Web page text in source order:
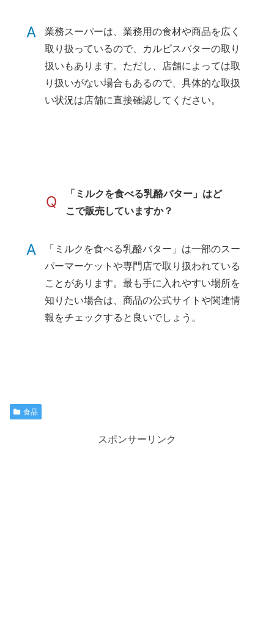
A
業務スーパーは、業務用の食材や商品を広く
取り扱っているので、カルピスバターの取り
扱いもあります。ただし、店舗によっては取
り扱いがない場合もあるので、具体的な取扱
い状況は店舗に直接確認してください。
Q
「ミルクを食べる乳酪バター」はど
こで販売していますか？
A
「ミルクを食べる乳酪バター」は一部のスー
パーマーケットや専門店で取り扱われている
ことがあります。最も手に入れやすい場所を
知りたい場合は、商品の公式サイトや関連情
報をチェックすると良いでしょう。
食品
スポンサーリンク